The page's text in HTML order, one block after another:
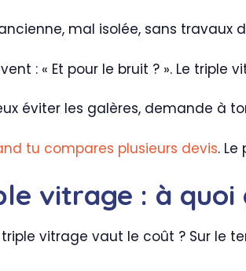
mal isolée, sans travaux
: « Et pour le bruit ? ». Le
éviter les galères, demande à
tu compares plusieurs devis.
vitrage : à quoi
vitrage vaut le coût ? Sur le